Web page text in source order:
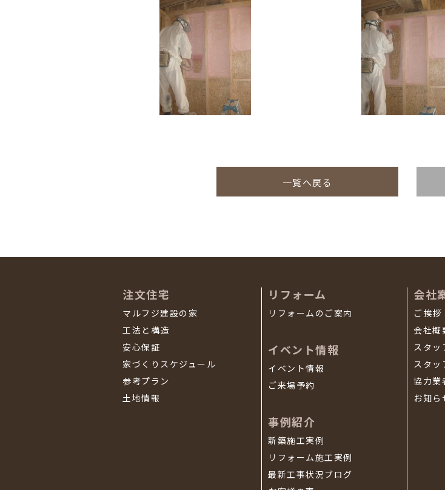
一覧へ戻る
注文住宅
マルフジ建設の家
工法と構造
安心保証
家づくりスケジュール
参考プラン
土地情報
リフォーム
リフォームのご案内
イベント情報
イベント情報
ご来場予約
事例紹介
新築施工実例
リフォーム施工実例
最新工事状況ブログ
会社
ご挨拶
会社概
スタッ
スタッ
協力業
お知ら